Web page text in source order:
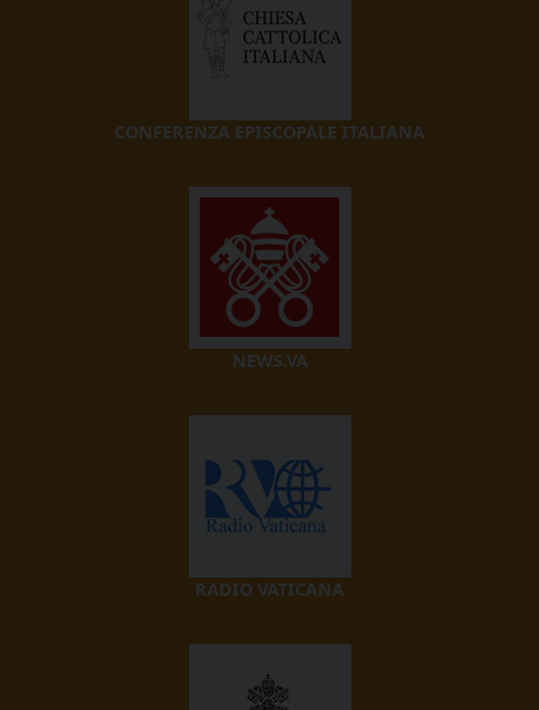
CONFERENZA EPISCOPALE ITALIANA
NEWS.VA
RADIO VATICANA